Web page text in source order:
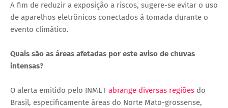
A fim de reduzir a exposição a riscos, sugere-se evitar o uso
de aparelhos eletrônicos conectados à tomada durante o
evento climático.
Quais são as áreas afetadas por este aviso de chuvas
intensas?
O alerta emitido pelo INMET abrange diversas regiões do
Brasil, especificamente áreas do Norte Mato-grossense,